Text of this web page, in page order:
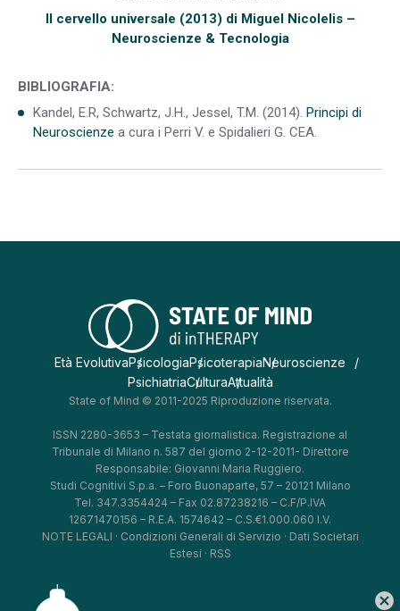
Il cervello universale (2013) di Miguel Nicolelis –
Neuroscienze & Tecnologia
BIBLIOGRAFIA:
Kandel, E.R, Schwartz, J.H., Jessel, T.M. (2014). Principi di
Neuroscienze a cura i Perri V. e Spidalieri G. CEA.
Età EvolutivaPsicologiaPsicoterapiaNeuroscienze
PsichiatriaCulturaAttualità
State of Mind © 2011-2025 Riproduzione riservata.
ISSN 2280-3653 – Testata giornalistica. Registrazione al
Tribunale di Milano n. 587 del giorno 2-12-2011- Direttore
Responsabile: Giovanni Maria Ruggiero.
Studi Cognitivi S.p.a. – Foro Buonaparte, 57 – 20121 Milano
Tel. 347.3354424 – Fax 02.87238216 – C.F/P.IVA
12671470156 – R.E.A. 1574642 – C.S.€1.000.060 I.V.
NOTE LEGALI · Condizioni Generali di Servizio · Dati Societari
Estesi · RSS
cancel